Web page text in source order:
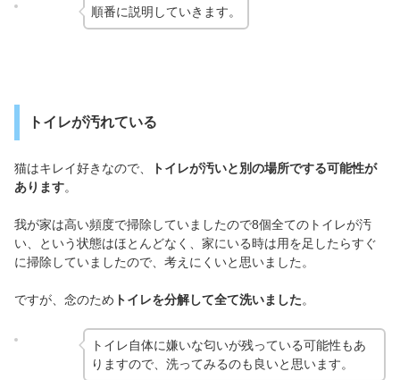
順番に説明していきます。
トイレが汚れている
猫はキレイ好きなので、
トイレが汚いと別の場所でする可能性が
あります。
我が家は高い頻度で掃除していましたので8個全てのトイレが汚
い、という状態はほとんどなく、家にいる時は用を足したらすぐ
に掃除していましたので、考えにくいと思いました。
ですが、念のため トイレを分解して全て洗いました。
トイレ自体に嫌いな匂いが残っている可能性もあ
りますので、洗ってみるのも良いと思います。